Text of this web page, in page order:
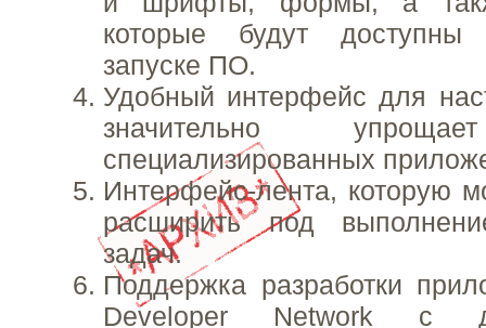
которые будут
запуске ПО.
Удобный интерфейс для
значительно
специализированных
Интерфейс-лента, которую
расширить под
задач.
Поддержка разработки
Developer Network с